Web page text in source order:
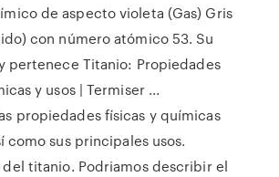
de aspecto violeta (Gas) Gris
con número atómico 53. Su
pertenece Titanio: Propiedades
y usos | Termiser ...
propiedades físicas y químicas
como sus principales usos.
titanio. Podriamos describir el